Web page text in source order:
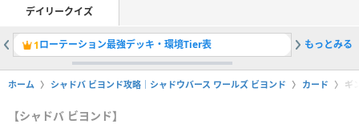
デイリークイズ
1ローテーション最強デッキ・環境Tier表 2アンリ
もっとみる
ホーム シャドバ ビヨンド攻略｜シャドウバース ワールズ ビヨンド カード ギ
【シャドバ ビヨンド】